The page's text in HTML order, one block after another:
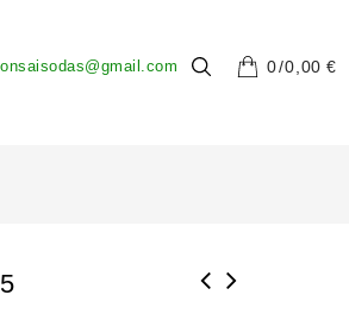
0 0,00€